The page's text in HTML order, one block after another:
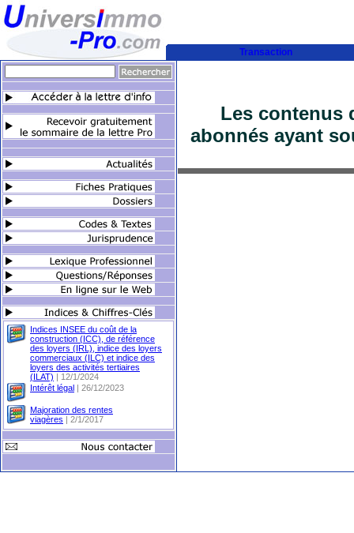
Transaction
Indices INSEE du coût de la
construction (ICC), de référence
des loyers (IRL), indice des loyers
commerciaux (ILC) et indice des
loyers des activités tertiaires
(ILAT) | 12/1/2024
Intérêt légal | 26/12/2023
Majoration des rentes
viagères | 2/1/2017
Les contenus
abonnés ayant